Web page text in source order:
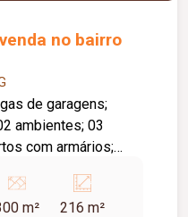
no bairro
de garagens;
ambientes; 03
com armários;
m² 216 m²